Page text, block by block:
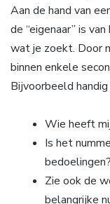
Aan de hand van
de “eigenaar” is
wat je zoekt. Door
binnen enkele
Bijvoorbeeld handig
Wie heeft
Is het
bedoelingen?
Zie ook de
belangrijke